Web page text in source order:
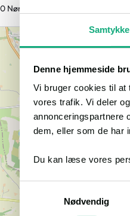
Samtykke
Denne hjemmeside
Vi bruger cookies til at
vores trafik. Vi deler
annonceringspartnere
dem, eller som de har
Du kan læse vores
Samtykkevalg
Nødvendig
1.330 liter af plast, der er
med gang, stue,
opført i ukendt
m².
opført i andet
i andet materiale med
Nørager